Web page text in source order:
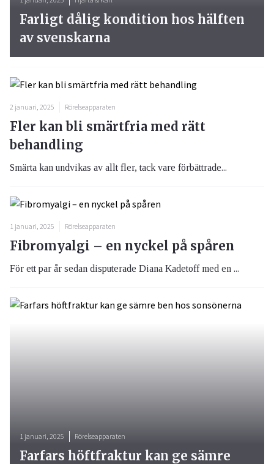
2 januari, 2025 Rörelseapparaten
Fler kan bli smärtfria med rätt
behandling
Smärta kan undvikas av allt fler, tack vare förbättrade...
1 januari, 2025 Rörelseapparaten
Fibromyalgi – en nyckel på spåren
För ett par år sedan disputerade Diana Kadetoff med en ...
Farligt dålig kondition hos hälften
av svenskarna
1 januari, 2025 Rörelseapparaten
Farfars höftfraktur kan ge sämre